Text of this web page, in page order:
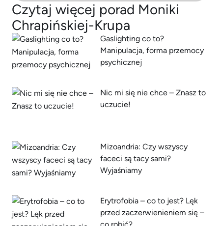
Czytaj więcej porad Moniki
Chrapińskiej-Krupa
Gaslighting co to?
Manipulacja, forma przemocy
psychicznej
Nic mi się nie chce – Znasz to
uczucie!
Mizoandria: Czy wszyscy
faceci są tacy sami?
Wyjaśniamy
Erytrofobia – co to jest? Lęk
przed zaczerwienieniem się –
co robić?